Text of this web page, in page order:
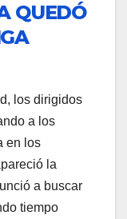
QUEDÓ
los dirigidos
a los
en los
la
a buscar
tiempo